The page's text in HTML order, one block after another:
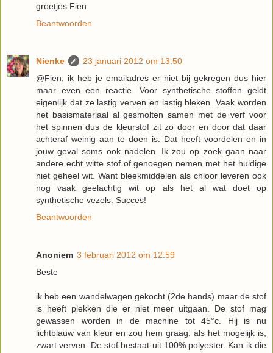
groetjes Fien
Beantwoorden
Nienke
23 januari 2012 om 13:50
@Fien, ik heb je emailadres er niet bij gekregen dus hier
maar even een reactie. Voor synthetische stoffen geldt
eigenlijk dat ze lastig verven en lastig bleken. Vaak worden
het basismateriaal al gesmolten samen met de verf voor
het spinnen dus de kleurstof zit zo door en door dat daar
achteraf weinig aan te doen is. Dat heeft voordelen en in
jouw geval soms ook nadelen. Ik zou op zoek gaan naar
andere echt witte stof of genoegen nemen met het huidige
niet geheel wit. Want bleekmiddelen als chloor leveren ook
nog vaak geelachtig wit op als het al wat doet op
synthetische vezels. Succes!
Beantwoorden
Anoniem 3 februari 2012 om 12:59
Beste
ik heb een wandelwagen gekocht (2de hands) maar de stof
is heeft plekken die er niet meer uitgaan. De stof mag
gewassen worden in de machine tot 45°c. Hij is nu
lichtblauw van kleur en zou hem graag, als het mogelijk is,
zwart verven. De stof bestaat uit 100% polyester. Kan ik die